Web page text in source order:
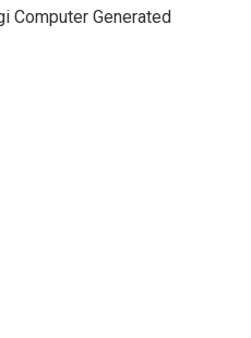
Computer Generated